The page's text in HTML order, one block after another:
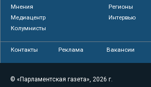
Мнения
Регионы
Медиацентр
Интервью
Колумнисты
Контакты Реклама Вакансии
© «Парламентская газета», 2026 г.